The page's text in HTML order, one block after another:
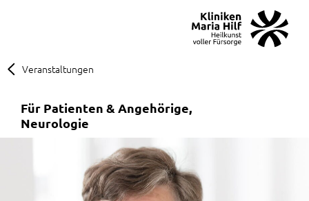
Veranstaltungen
Für Patienten & Angehörige
Neurologie